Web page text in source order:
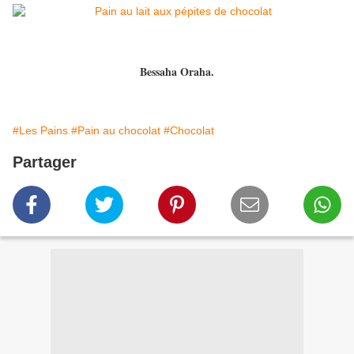
Bessaha Oraha.
#Les Pains #Pain au chocolat #Chocolat
Partager